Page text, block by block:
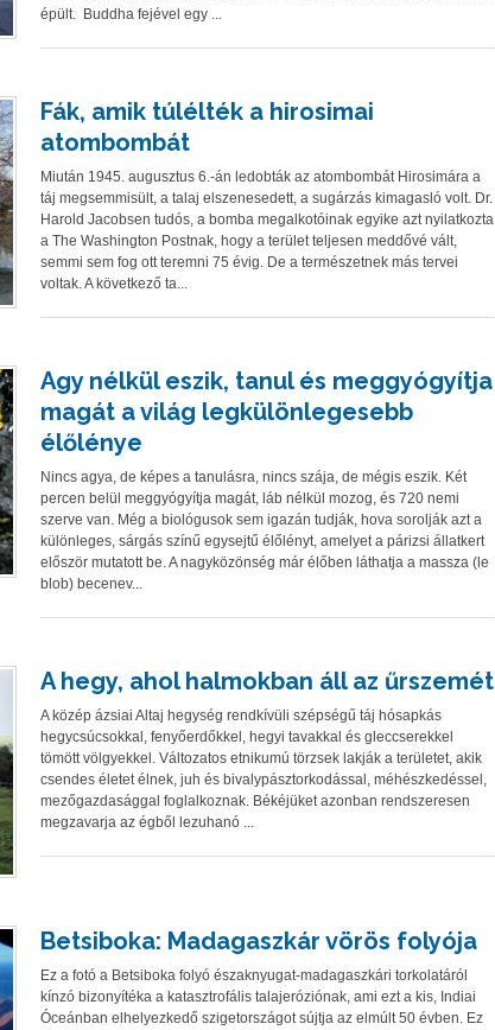
épült. Buddha fejével egy ...
Fák, amik túlélték a hirosimai
atombombát
Miután 1945. augusztus 6.-án ledobták az atombombát Hirosimára a
táj megsemmisült, a talaj elszenesedett, a sugárzás kimagasló volt. Dr.
Harold Jacobsen tudós, a bomba megalkotóinak egyike azt nyilatkozta
a The Washington Postnak, hogy a terület teljesen meddővé vált,
semmi sem fog ott teremni 75 évig. De a természetnek más tervei
voltak. A következő ta...
Agy nélkül eszik, tanul és meggyógyítja
magát a világ legkülönlegesebb
élőlénye
Nincs agya, de képes a tanulásra, nincs szája, de mégis eszik. Két
percen belül meggyógyítja magát, láb nélkül mozog, és 720 nemi
szerve van. Még a biológusok sem igazán tudják, hova sorolják azt a
különleges, sárgás színű egysejtű élőlényt, amelyet a párizsi állatkert
először mutatott be. A nagyközönség már élőben láthatja a massza (le
blob) becenev...
A hegy, ahol halmokban áll az űrszemét
A közép ázsiai Altaj hegység rendkívüli szépségű táj hósapkás
hegycsúcsokkal, fenyőerdőkkel, hegyi tavakkal és gleccserekkel
tömött völgyekkel. Változatos etnikumú törzsek lakják a területet, akik
csendes életet élnek, juh és bivalypásztorkodással, méhészkedéssel,
mezőgazdasággal foglalkoznak. Békéjüket azonban rendszeresen
megzavarja az égből lezuhanó ...
Betsiboka: Madagaszkár vörös folyója
Ez a fotó a Betsiboka folyó északnyugat-madagaszkári torkolatáról
kínzó bizonyítéka a katasztrofális talajeróziónak, ami ezt a kis, Indiai
Óceánban elhelyezkedő szigetországot sújtja az elmúlt 50 évben. Ez